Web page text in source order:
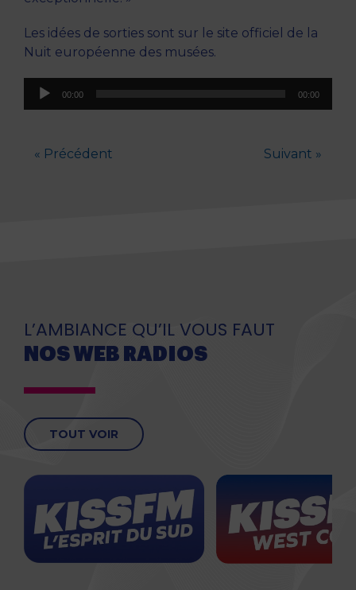
Les idées de sorties sont sur le site officiel de la
Nuit européenne des musées.
Lecteur
00:00 00:00
« Précédent Suivant »
L’AMBIANCE QU’IL VOUS FAUT
NOS WEB RADIOS
TOUT VOIR